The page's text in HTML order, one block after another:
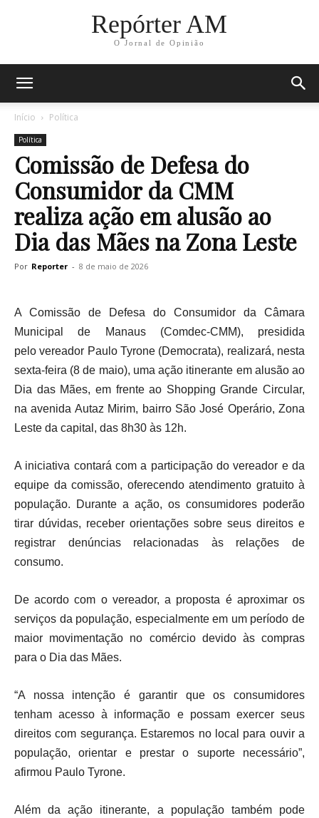
Repórter AM
O Jornal de Opinião
Início Política
Política
Comissão de Defesa do
Consumidor da CMM
realiza ação em alusão ao
Dia das Mães na Zona Leste
Por Reporter - 8 de maio de 2026
A Comissão de Defesa do Consumidor da Câmara
Municipal de Manaus (Comdec-CMM), presidida
pelo vereador Paulo Tyrone (Democrata), realizará, nesta
sexta-feira (8 de maio), uma ação itinerante em alusão ao
Dia das Mães, em frente ao Shopping Grande Circular,
na avenida Autaz Mirim, bairro São José Operário, Zona
Leste da capital, das 8h30 às 12h.
A iniciativa contará com a participação do vereador e da
equipe da comissão, oferecendo atendimento gratuito à
população. Durante a ação, os consumidores poderão
tirar dúvidas, receber orientações sobre seus direitos e
registrar denúncias relacionadas às relações de
consumo.
De acordo com o vereador, a proposta é aproximar os
serviços da população, especialmente em um período de
maior movimentação no comércio devido às compras
para o Dia das Mães.
“A nossa intenção é garantir que os consumidores
tenham acesso à informação e possam exercer seus
direitos com segurança. Estaremos no local para ouvir a
população, orientar e prestar o suporte necessário”,
afirmou Paulo Tyrone.
Além da ação itinerante, a população também pode